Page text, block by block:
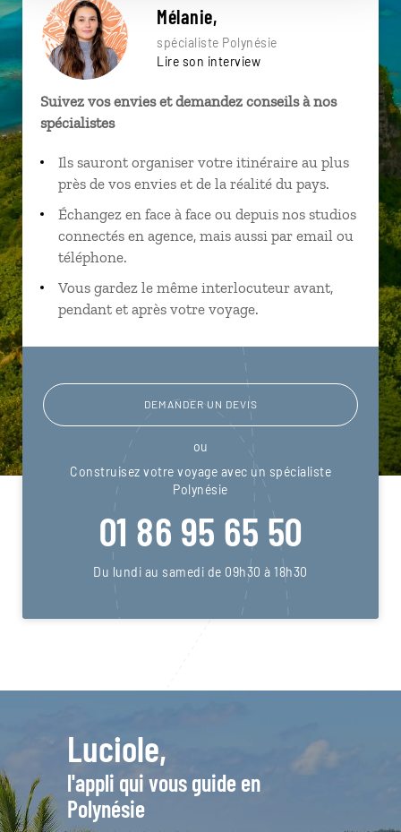
Mélanie,
spécialiste Polynésie
Lire son interview
Suivez vos envies et demandez conseils à nos
spécialistes
Ils sauront organiser votre itinéraire au plus
près de vos envies et de la réalité du pays.
Échangez en face à face ou depuis nos studios
connectés en agence, mais aussi par email ou
téléphone.
Vous gardez le même interlocuteur avant,
pendant et après votre voyage.
DEMANDER UN DEVIS
ou
Construisez votre voyage avec un spécialiste
Polynésie
01 86 95 65 50
Du lundi au samedi de 09h30 à 18h30
Luciole,
l'appli qui vous guide en
Polynésie